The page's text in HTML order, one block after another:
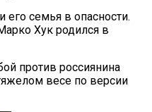
семья в опасности.
Хук родился в
против россиянина
весе по версии